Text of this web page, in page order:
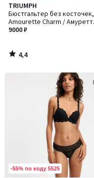
TRIUMPH
Бюстгальтер без косточек,
Amourette Charm / Амуретт
Шарм
9000 ₽
4,4
/ 5
4,4
/
-55% по коду 5525